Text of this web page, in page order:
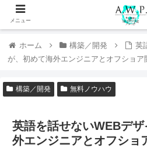
ホーム 構築／開発
英
が、初めて海外エンジニアとオフショア
構築／開発 無料ノウハウ
英語を話せないWEBデ
外エンジニアとオフショ
メニュー